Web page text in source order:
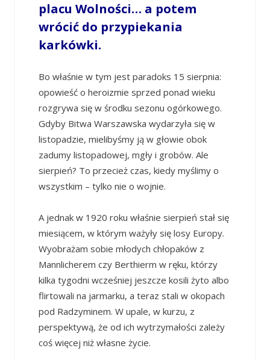
placu Wolności… a potem
wrócić do przypiekania
karkówki.
Bo właśnie w tym jest paradoks 15 sierpnia:
opowieść o heroizmie sprzed ponad wieku
rozgrywa się w środku sezonu ogórkowego.
Gdyby Bitwa Warszawska wydarzyła się w
listopadzie, mielibyśmy ją w głowie obok
zadumy listopadowej, mgły i grobów. Ale
sierpień? To przecież czas, kiedy myślimy o
wszystkim – tylko nie o wojnie.
A jednak w 1920 roku właśnie sierpień stał się
miesiącem, w którym ważyły się losy Europy.
Wyobrażam sobie młodych chłopaków z
Mannlicherem czy Berthierm w ręku, którzy
kilka tygodni wcześniej jeszcze kosili żyto albo
flirtowali na jarmarku, a teraz stali w okopach
pod Radzyminem. W upale, w kurzu, z
perspektywą, że od ich wytrzymałości zależy
coś więcej niż własne życie.